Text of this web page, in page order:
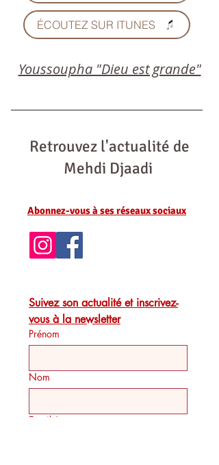
ÉCOUTEZ SUR ITUNES
Youssoupha "Dieu est grande"
Retrouvez l'actualité de
Mehdi Djaadi
Abonnez-vous à ses réseaux sociaux
Suivez son actualité et inscrivez-
vous à la newsletter
Prénom
Nom
Email *